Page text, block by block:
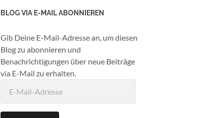
BLOG VIA E-MAIL ABONNIEREN
Gib Deine E-Mail-Adresse an, um diesen
Blog zu abonnieren und
Benachrichtigungen über neue Beiträge
via E-Mail zu erhalten.
Mail-